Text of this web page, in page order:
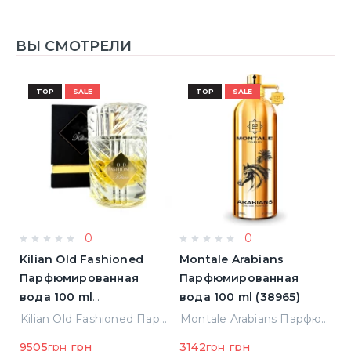
ВЫ СМОТРЕЛИ
TOP SALE
0
Kilian Old Fashioned
Парфюмированная
вода 100 ml
(3700550240723)
Kilian Old Fashioned Парфюмированная вода 100 ml (3700550240723)
9505грн грн
TOP SALE
0
Montale Arabians
Парфюмированная
вода 100 ml (38965)
Montale Arabians Парфюмированная вода 100 ml (38965)
3142грн грн